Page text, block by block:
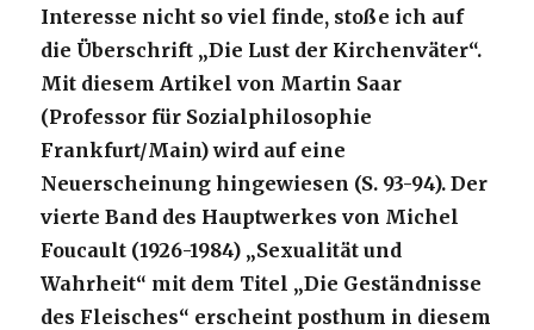
Interesse nicht so viel finde, stoße ich auf
die Überschrift „Die Lust der Kirchenväter“.
Mit diesem Artikel von Martin Saar
(Professor für Sozialphilosophie
Frankfurt/Main) wird auf eine
Neuerscheinung hingewiesen (S. 93-94). Der
vierte Band des Hauptwerkes von Michel
Foucault (1926-1984) „Sexualität und
Wahrheit“ mit dem Titel „Die Geständnisse
des Fleisches“ erscheint posthum in diesem